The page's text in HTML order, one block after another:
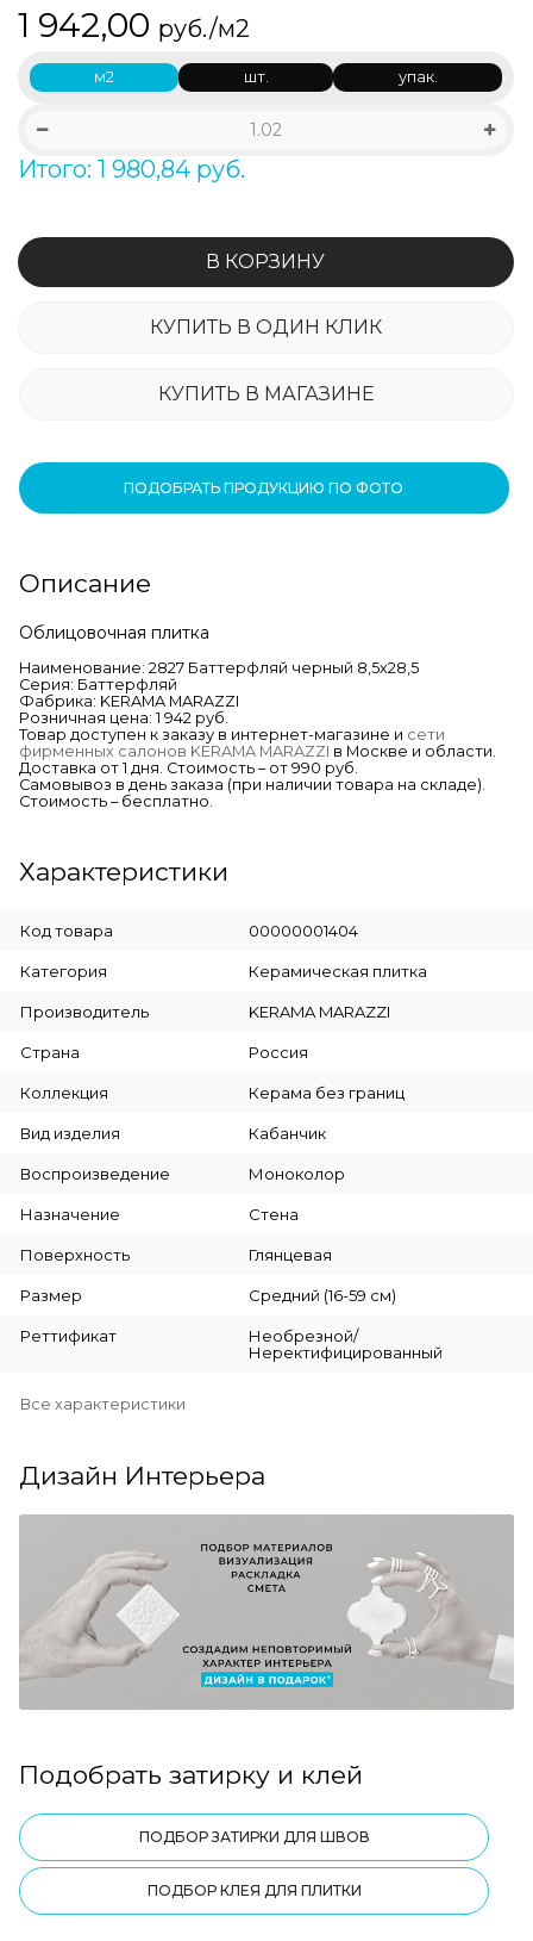
1 942,00 руб./м2
м2 шт. упак.
Итого: 1 980,84 руб.
В КОРЗИНУ
КУПИТЬ В ОДИН КЛИК
КУПИТЬ В МАГАЗИНЕ
ПОДОБРАТЬ ПРОДУКЦИЮ ПО ФОТО
Описание
Облицовочная плитка
Наименование: 2827 Баттерфляй черный 8,5х28,5
Серия: Баттерфляй
Фабрика: KERAMA MARAZZI
Розничная цена: 1 942 руб.
Товар доступен к заказу в интернет-магазине и сети
фирменных салонов KERAMA MARAZZI в Москве и области.
Доставка от 1 дня. Стоимость – от 990 руб.
Самовывоз в день заказа (при наличии товара на складе).
Стоимость – бесплатно.
Характеристики
Код товара 00000001404
Категория Керамическая плитка
Производитель KERAMA MARAZZI
Страна Россия
Коллекция Керама без границ
Вид изделия Кабанчик
Воспроизведение Моноколор
Назначение Стена
Поверхность Глянцевая
Размер Средний (16-59 см)
Реттификат
Необрезной/
Неректифицированный
Все характеристики
Дизайн Интерьера
Подобрать затирку и клей
ПОДБОР ЗАТИРКИ ДЛЯ ШВОВ
ПОДБОР КЛЕЯ ДЛЯ ПЛИТКИ